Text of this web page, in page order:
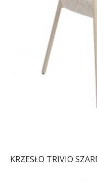
LOUNGER BRĄZOWE
647,17 zł
KRZESŁO TRIVIO